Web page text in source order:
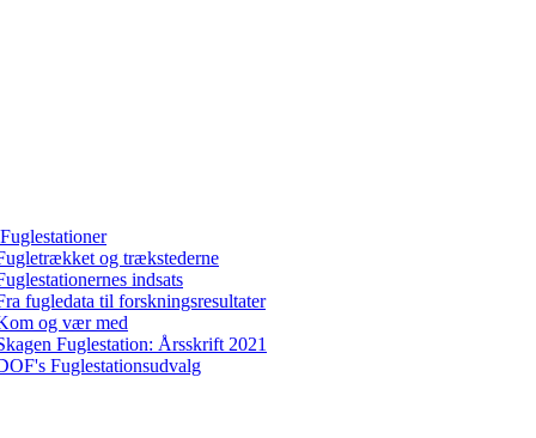
Fuglestationer
og trækstederne
indsats
fugledata til forskningsresultater
og vær med
Fuglestation: Årsskrift 2021
Fuglestationsudvalg